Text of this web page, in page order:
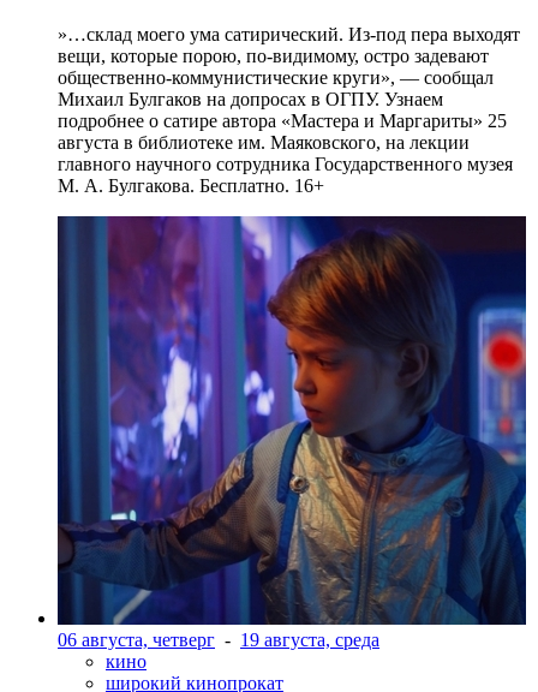
»…склад моего ума сатирический. Из-под пера выходят
вещи, которые порою, по-видимому, остро задевают
общественно-коммунистические круги», — сообщал
Михаил Булгаков на допросах в ОГПУ. Узнаем
подробнее о сатире автора «Мастера и Маргариты» 25
августа в библиотеке им. Маяковского, на лекции
главного научного сотрудника Государственного музея
М. А. Булгакова. Бесплатно. 16+
06 августа, четверг - 19 августа, среда
кино
широкий кинопрокат